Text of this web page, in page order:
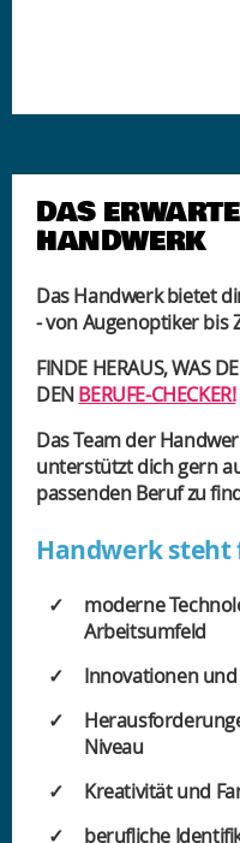
DAS
HANDWERK
Das Handwerk bietet
- von Augenoptiker bis
FINDE HERAUS, WAS
DENBERUFE-CHECKER!
Das Team der
unterstützt dich gern
passenden Beruf zu
Handwerk steht
moderne
Arbeitsumfeld
Innovationen
Niveau
Kreativität und
berufliche